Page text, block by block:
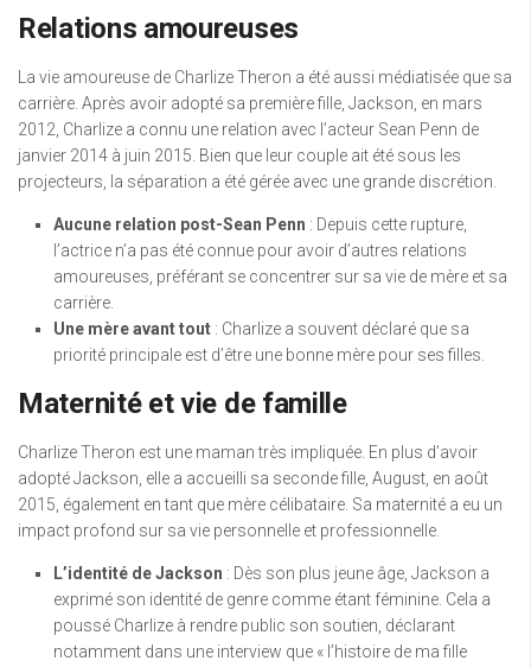
Relations amoureuses
La vie amoureuse de Charlize Theron a été aussi médiatisée que sa
carrière. Après avoir adopté sa première fille, Jackson, en mars
2012, Charlize a connu une relation avec l’acteur Sean Penn de
janvier 2014 à juin 2015. Bien que leur couple ait été sous les
projecteurs, la séparation a été gérée avec une grande discrétion.
Aucune relation post-Sean Penn : Depuis cette rupture,
l’actrice n’a pas été connue pour avoir d’autres relations
amoureuses, préférant se concentrer sur sa vie de mère et sa
carrière.
Une mère avant tout : Charlize a souvent déclaré que sa
priorité principale est d’être une bonne mère pour ses filles.
Maternité et vie de famille
Charlize Theron est une maman très impliquée. En plus d’avoir
adopté Jackson, elle a accueilli sa seconde fille, August, en août
2015, également en tant que mère célibataire. Sa maternité a eu un
impact profond sur sa vie personnelle et professionnelle.
L’identité de Jackson : Dès son plus jeune âge, Jackson a
exprimé son identité de genre comme étant féminine. Cela a
poussé Charlize à rendre public son soutien, déclarant
notamment dans une interview que « l’histoire de ma fille